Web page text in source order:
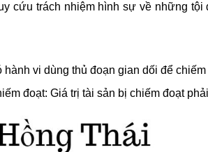
cứu trách nhiệm hình sự về những
hành vi dùng thủ đoạn gian dối để chiếm
đoạt: Giá trị tài sản bị chiếm đoạt